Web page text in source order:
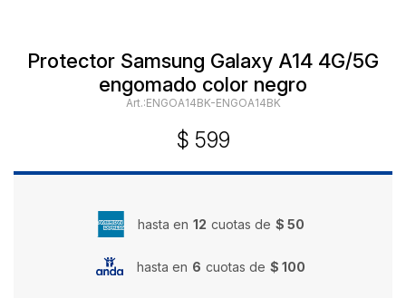
Protector Samsung Galaxy A14 4G/5G
engomado color negro
ENGOA14BK-ENGOA14BK
$ 599
hasta en 12 cuotas de $ 50
hasta en 6 cuotas de $ 100